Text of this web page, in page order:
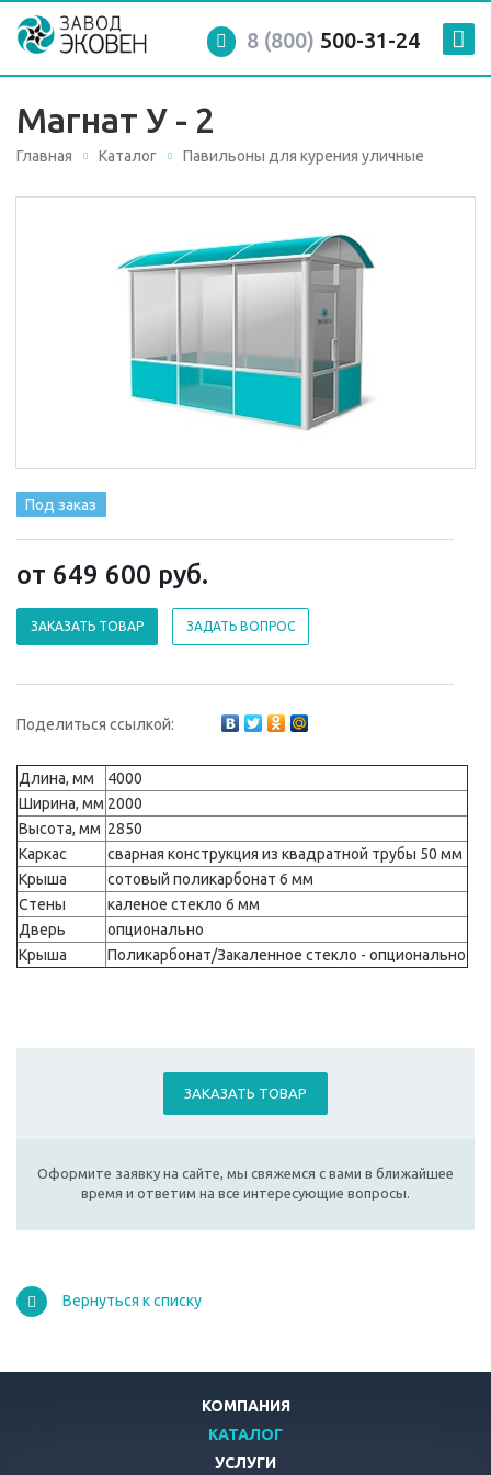
8 (800) 500-31-24
Магнат У - 2
Главная Каталог Павильоны для курения уличные
Под заказ
от 649 600 руб.
ЗАКАЗАТЬ ТОВАР ЗАДАТЬ ВОПРОС
Поделиться ссылкой:
Длина, мм
4000
Ширина, мм 2000
Высота, мм 2850
Каркас
сварная конструкция из квадратной трубы 50 мм
Крыша
сотовый поликарбонат 6 мм
Стены
каленое стекло 6 мм
Дверь
опционально
Крыша
Поликарбонат/Закаленное стекло - опционально
ЗАКАЗАТЬ ТОВАР
Оформите заявку на сайте, мы свяжемся с вами в ближайшее
время и ответим на все интересующие вопросы.
Вернуться к списку
КОМПАНИЯ
КАТАЛОГ
УСЛУГИ